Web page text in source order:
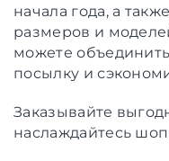
начала года, а
размеров и
можете
посылку и
Заказывайте
наслаждайтесь